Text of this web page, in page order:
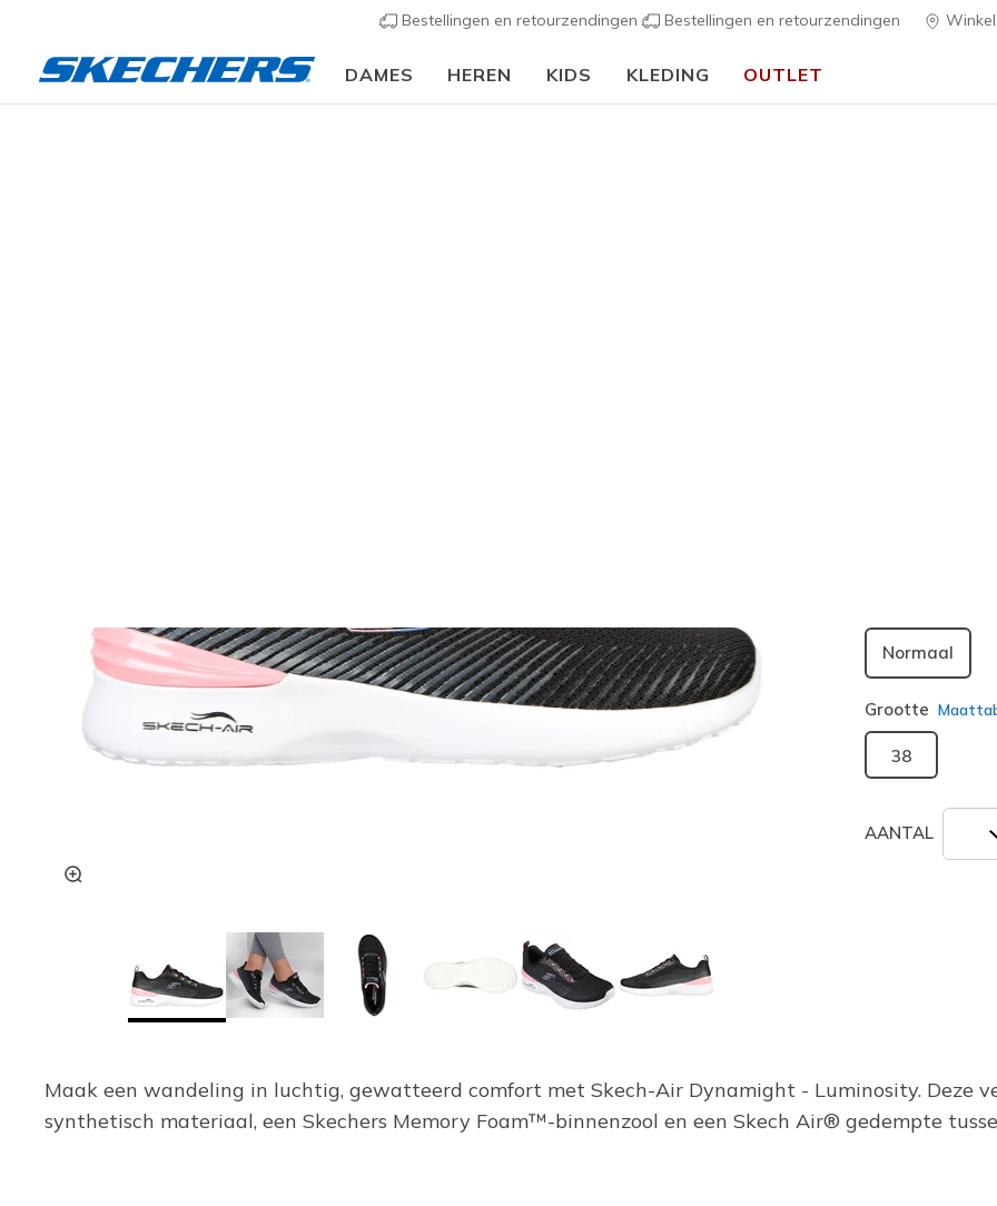
Bestellingen en retourzendingen Bestellingen en retourzendingen
DAMES HEREN KIDS KLEDING OUTLET
Normaal
Grootte
38
AANTAL
Maak een wandeling in luchtig, gewatteerd comfort met Skech-Air Dynamight - Luminosity. Deze
synthetisch materiaal, een Skechers Memory Foam™-binnenzool en een Skech Air® gedempte